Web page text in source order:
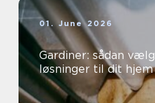
01. June 2026
Gardiner: sådan
løsninger til dit hjem